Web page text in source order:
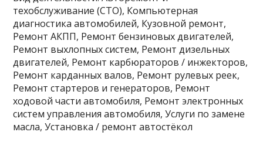
техобслуживание (СТО), Компьютерная
диагностика автомобилей, Кузовной ремонт,
Ремонт АКПП, Ремонт бензиновых двигателей,
Ремонт выхлопных систем, Ремонт дизельных
двигателей, Ремонт карбюраторов / инжекторов,
Ремонт карданных валов, Ремонт рулевых реек,
Ремонт стартеров и генераторов, Ремонт
ходовой части автомобиля, Ремонт электронных
систем управления автомобиля, Услуги по замене
масла, Установка / ремонт автостёкол